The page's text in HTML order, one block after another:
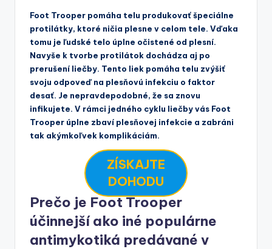
Foot Trooper pomáha telu produkovať špeciálne
protilátky, ktoré ničia plesne v celom tele. Vďaka
tomu je ľudské telo úplne očistené od plesní.
Navyše k tvorbe protilátok dochádza aj po
prerušení liečby. Tento liek pomáha telu zvýšiť
svoju odpoveď na plesňovú infekciu o faktor
desať. Je nepravdepodobné, že sa znovu
infikujete. V rámci jedného cyklu liečby vás Foot
Trooper úplne zbaví plesňovej infekcie a zabráni
tak akýmkoľvek komplikáciám.
ZÍSKAJTE
DOHODU
Prečo je Foot Trooper
účinnejší ako iné populárne
antimykotiká predávané v